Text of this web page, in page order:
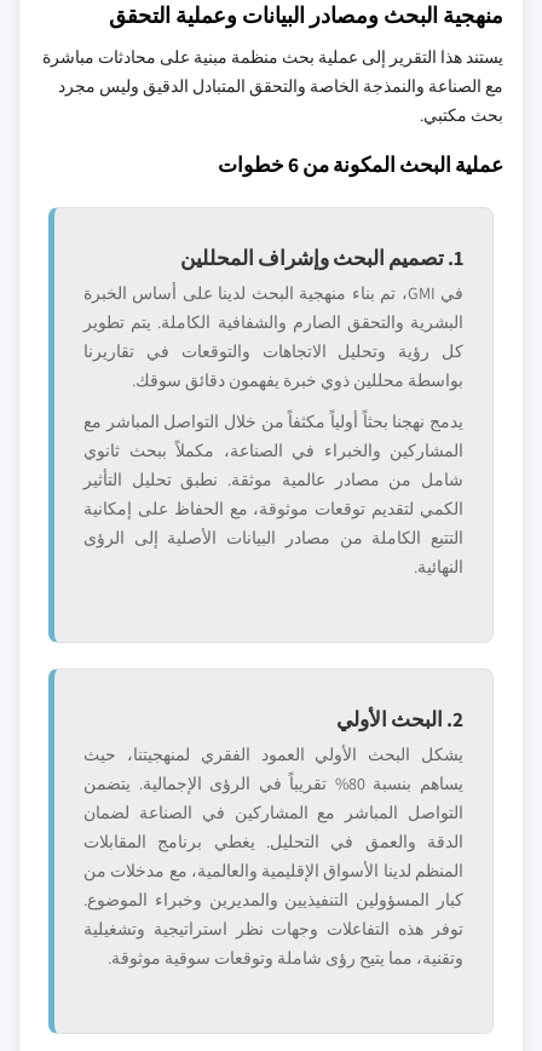
منهجية البحث ومصادر البيانات وعملية التحقق
يستند هذا التقرير إلى عملية بحث منظمة مبنية على محادثات مباشرة
مع الصناعة والنمذجة الخاصة والتحقق المتبادل الدقيق وليس مجرد
بحث مكتبي.
عملية البحث المكونة من 6 خطوات
1. تصميم البحث وإشراف المحللين
في GMI، تم بناء منهجية البحث لدينا على أساس الخبرة
البشرية والتحقق الصارم والشفافية الكاملة. يتم تطوير
كل رؤية وتحليل الاتجاهات والتوقعات في تقاريرنا
بواسطة محللين ذوي خبرة يفهمون دقائق سوقك.
يدمج نهجنا بحثاً أولياً مكثفاً من خلال التواصل المباشر مع
المشاركين والخبراء في الصناعة، مكملاً ببحث ثانوي
شامل من مصادر عالمية موثقة. نطبق تحليل التأثير
الكمي لتقديم توقعات موثوقة، مع الحفاظ على إمكانية
التتبع الكاملة من مصادر البيانات الأصلية إلى الرؤى
النهائية.
2. البحث الأولي
يشكل البحث الأولي العمود الفقري لمنهجيتنا، حيث
يساهم بنسبة 80% تقريباً في الرؤى الإجمالية. يتضمن
التواصل المباشر مع المشاركين في الصناعة لضمان
الدقة والعمق في التحليل. يغطي برنامج المقابلات
المنظم لدينا الأسواق الإقليمية والعالمية، مع مدخلات من
كبار المسؤولين التنفيذيين والمديرين وخبراء الموضوع.
توفر هذه التفاعلات وجهات نظر استراتيجية وتشغيلية
وتقنية، مما يتيح رؤى شاملة وتوقعات سوقية موثوقة.